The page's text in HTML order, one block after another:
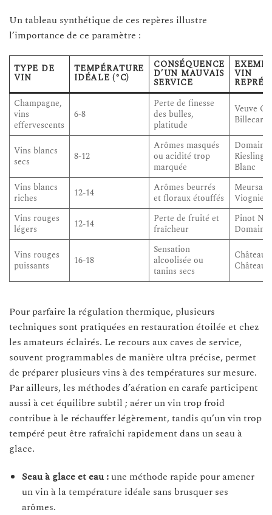
Un tableau synthétique de ces repères illustre
l’importance de ce paramètre :
TYPE DE
VIN
TEMPÉRATURE
IDÉALE (°C)
CONSÉQUENCE
D’UN MAUVAIS
SERVICE
VIN
Champagne,
vins
effervescents
6-8
Perte de finesse
des bulles,
platitude
Veuve
Billecart-
Vins blancs
secs
8-12
Arômes masqués
ou acidité trop
marquée
Riesling,
Blanc
Vins blancs
riches
12-14
Arômes beurrés
et floraux étouffés
Viognier
Vins rouges
légers
12-14
Perte de fruité et
fraîcheur
Pinot
Vins rouges
puissants
16-18
Sensation
alcoolisée ou
tanins secs
Château
Château
Pour parfaire la régulation thermique, plusieurs
techniques sont pratiquées en restauration étoilée et chez
les amateurs éclairés. Le recours aux caves de service,
souvent programmables de manière ultra précise, permet
de préparer plusieurs vins à des températures sur mesure.
Par ailleurs, les méthodes d’aération en carafe participent
aussi à cet équilibre subtil ; aérer un vin trop froid
contribue à le réchauffer légèrement, tandis qu’un vin trop
tempéré peut être rafraîchi rapidement dans un seau à
glace.
Seau à glace et eau :une méthode rapide pour amener
un vin à la température idéale sans brusquer ses
arômes.